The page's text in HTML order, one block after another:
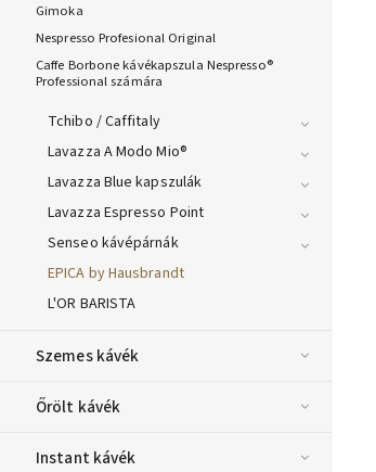
Gimoka
Nespresso Profesional Original
Caffe Borbone kávékapszula Nespresso®
Professional számára
Tchibo / Caffitaly
Lavazza A Modo Mio®
Lavazza Blue kapszulák
Lavazza Espresso Point
Senseo kávépárnák
EPICA by Hausbrandt
L'OR BARISTA
Szemes kávék
Őrölt kávék
Instant kávék